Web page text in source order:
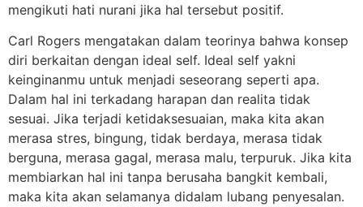
mengikuti hati nurani jika hal tersebut positif.
Carl Rogers mengatakan dalam teorinya bahwa konsep
diri berkaitan dengan ideal self. Ideal self yakni
keinginanmu untuk menjadi seseorang seperti apa.
Dalam hal ini terkadang harapan dan realita tidak
sesuai. Jika terjadi ketidaksesuaian, maka kita akan
merasa stres, bingung, tidak berdaya, merasa tidak
berguna, merasa gagal, merasa malu, terpuruk. Jika kita
membiarkan hal ini tanpa berusaha bangkit kembali,
maka kita akan selamanya didalam lubang penyesalan.